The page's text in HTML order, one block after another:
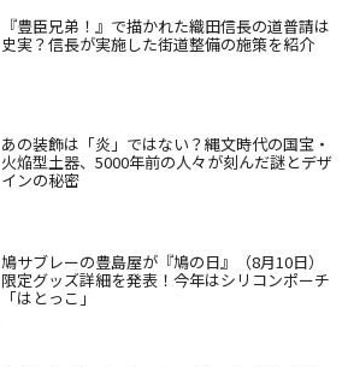
『豊臣兄弟！』で描かれた織田信長の道普請は
史実？信長が実施した街道整備の施策を紹介
あの装飾は「炎」ではない？縄文時代の国宝・
火焔型土器、5000年前の人々が刻んだ謎とデザ
インの秘密
鳩サブレーの豊島屋が『鳩の日』（8月10日）
限定グッズ詳細を発表！今年はシリコンポーチ
「はとっこ」